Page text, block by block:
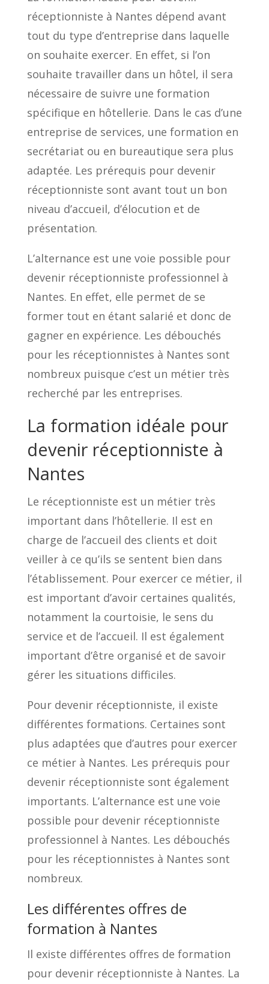
réceptionniste à Nantes dépend avant
tout du type d’entreprise dans laquelle
on souhaite exercer. En effet, si l’on
souhaite travailler dans un hôtel, il sera
nécessaire de suivre une formation
spécifique en hôtellerie. Dans le cas d’une
entreprise de services, une formation en
secrétariat ou en bureautique sera plus
adaptée. Les prérequis pour devenir
réceptionniste sont avant tout un bon
niveau d’accueil, d’élocution et de
présentation.
L’alternance est une voie possible pour
devenir réceptionniste professionnel à
Nantes. En effet, elle permet de se
former tout en étant salarié et donc de
gagner en expérience. Les débouchés
pour les réceptionnistes à Nantes sont
nombreux puisque c’est un métier très
recherché par les entreprises.
La formation idéale pour
devenir réceptionniste à
Nantes
Le réceptionniste est un métier très
important dans l’hôtellerie. Il est en
charge de l’accueil des clients et doit
veiller à ce qu’ils se sentent bien dans
l’établissement. Pour exercer ce métier, il
est important d’avoir certaines qualités,
notamment la courtoisie, le sens du
service et de l’accueil. Il est également
important d’être organisé et de savoir
gérer les situations difficiles.
Pour devenir réceptionniste, il existe
différentes formations. Certaines sont
plus adaptées que d’autres pour exercer
ce métier à Nantes. Les prérequis pour
devenir réceptionniste sont également
importants. L’alternance est une voie
possible pour devenir réceptionniste
professionnel à Nantes. Les débouchés
pour les réceptionnistes à Nantes sont
nombreux.
Les différentes offres de
formation à Nantes
Il existe différentes offres de formation
pour devenir réceptionniste à Nantes. La